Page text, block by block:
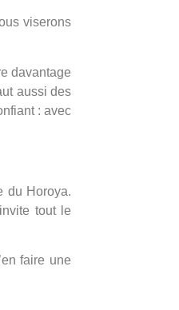
viserons
davantage
aussi des
: avec
du Horoya.
tout le
faire une